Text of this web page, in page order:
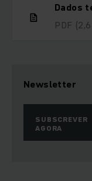
Dados
PDF
Newsletter
SUBSCREVER
AGORA